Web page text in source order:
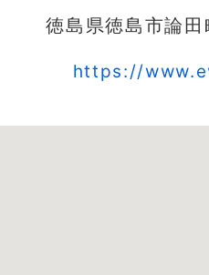
徳島県徳島市論
https://